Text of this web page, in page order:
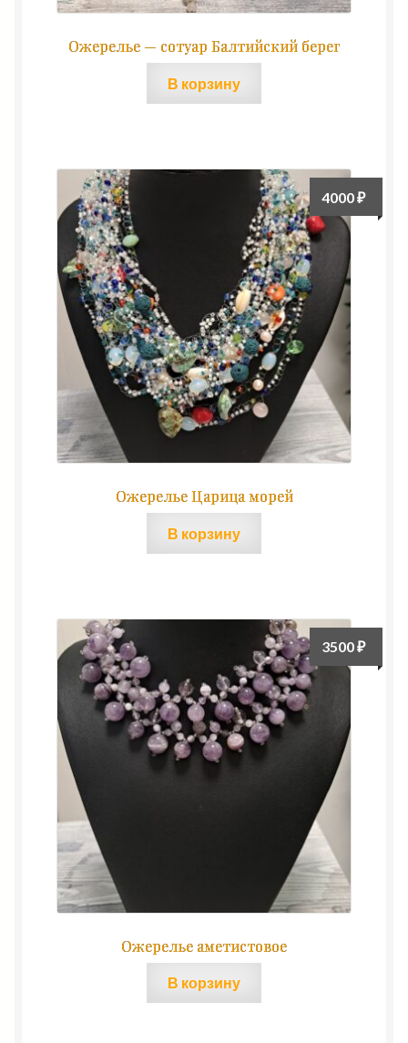
Ожерелье — сотуар Балтийский берег
В корзину
Ожерелье Царица морей
4000₽
В корзину
Ожерелье аметистовое
3500₽
В корзину